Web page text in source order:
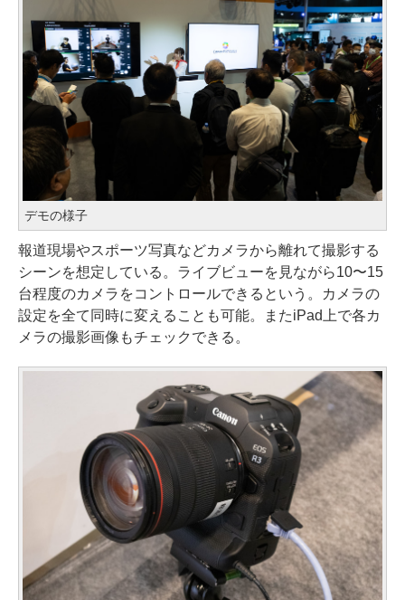
デモの様子
報道現場やスポーツ写真などカメラから離れて撮影する
シーンを想定している。ライブビューを見ながら10〜15
台程度のカメラをコントロールできるという。カメラの
設定を全て同時に変えることも可能。またiPad上で各カ
メラの撮影画像もチェックできる。